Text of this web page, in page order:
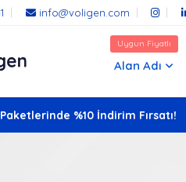
info@voligen.com
Uygun Fiyatlı
Alan Adı
%10 İndirim Fırsatı!